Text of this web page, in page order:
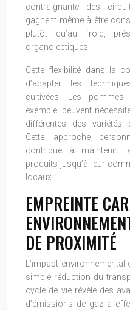
contraignante des
gagnent même à être
plutôt qu’au froid,
organoleptiques.
Cette flexibilité dans la
d’adapter les
cultivées. Les
exemple, peuvent
différentes des variétés
Cette approche
contribue à maintenir
produits jusqu’à leur
locaux.
EMPREINTE
DE PROXIMITÉ
L’impact
simple réduction du
cycle de vie révèle des
d’émissions de gaz à